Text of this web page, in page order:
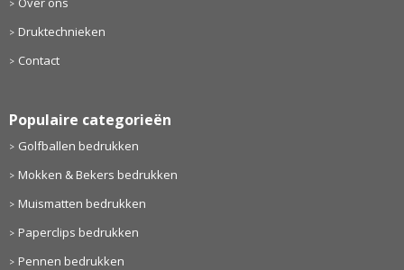
Druktechnieken
Contact
Populaire categorieën
Golfballen bedrukken
Mokken & Bekers bedrukken
Muismatten bedrukken
Paperclips bedrukken
Pennen bedrukken